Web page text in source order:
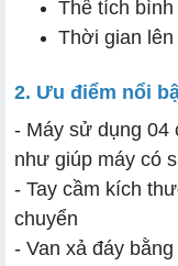
Thể tích bình
Thời gian
2. Ưu điểm nổi
- Máy sử dụng 04
như giúp máy có
- Tay cầm kích
chuyển
- Van xả đáy